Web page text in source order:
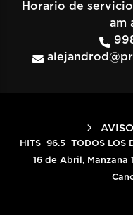
Horario de
am
HITS 96.5 TODOS LOS
16 de Abril, Manzana